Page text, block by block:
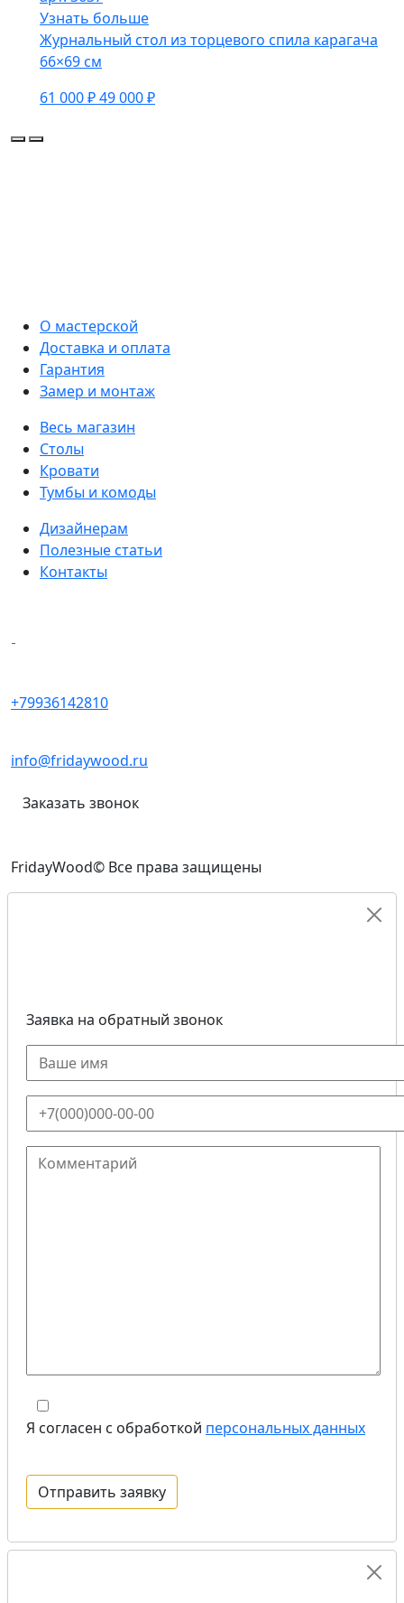
Узнать больше
Журнальный стол из торцевого спила карагача
66×69 см
61 000 ₽49 000 ₽
О мастерской
Доставка и оплата
Гарантия
Замер и монтаж
Весь магазин
Столы
Кровати
Тумбы и комоды
Дизайнерам
Полезные статьи
Контакты
+79936142810
info@fridaywood.ru
Заказать звонок
FridayWood© Все права защищены
Заявка на обратный звонок
Я согласен с обработкой персональных данных